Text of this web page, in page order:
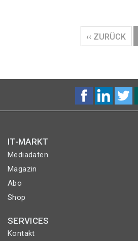
VORHERIGE
SEITE
‹‹ ZURÜCK
IT-MARKT
Mediadaten
Magazin
Abo
Shop
SERVICES
Kontakt